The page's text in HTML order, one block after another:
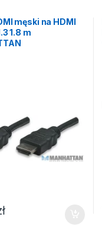
męski na HDMI
1.8 m